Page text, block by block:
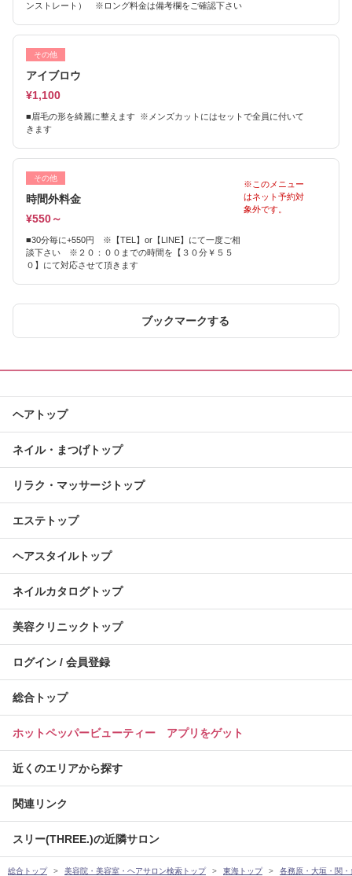
ンストレート） ※ロング料金は備考欄をご確認下さい
その他
アイブロウ
¥1,100
■眉毛の形を綺麗に整えます ※メンズカットにはセットで全員に付いて
きます
その他
時間外料金
¥550～
■30分毎に+550円 ※【TEL】or【LINE】にて一度ご相
談下さい ※２０：００までの時間を【３０分￥５５
０】にて対応させて頂きます
※このメニュー
はネット予約対
象外です。
ブックマークする
ヘアトップ
ネイル・まつげトップ
リラク・マッサージトップ
エステトップ
ヘアスタイルトップ
ネイルカタログトップ
美容クリニックトップ
ログイン / 会員登録
総合トップ
ホットペッパービューティー アプリをゲット
近くのエリアから探す
関連リンク
スリー(THREE.)の近隣サロン
総合トップ 美容院・美容室・ヘアサロン検索トップ 東海トップ 各務原・大垣・関